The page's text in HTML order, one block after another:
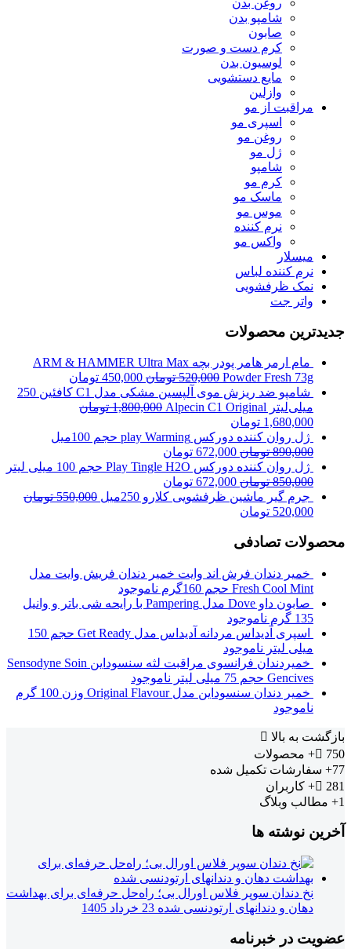
شامپو بدن
صابون
کرم دست و صورت
لوسیون بدن
مایع دستشویی
وازلین
مراقبت از مو
اسپری مو
روغن مو
ژل مو
شامپو
کرم مو
ماسک مو
موس مو
نرم کننده
واکس مو
میسلار
نرم کننده لباس
نمک ظرفشویی
واتر جت
جدیدترین محصولات
مام ارمر هامر پودر بچه ARM & HAMMER Ultra Max
Powder Fresh 73g
520,000 تومان 450,000 تومان
شامپو ضد ریزش موی آلپسین مشکی مدل C1 کافئین 250
میلی‌لیتر Alpecin C1 Original
1,800,000 تومان
1,680,000 تومان
ژل روان کننده دورکس play Warming حجم 100میل
890,000 تومان 672,000 تومان
ژل روان کننده دورکس Play Tingle H2O حجم 100 میلی لیتر
850,000 تومان 672,000 تومان
جرم گیر ماشین ظرفشویی کلارو 250میل
550,000 تومان
520,000 تومان
محصولات تصادفی
خمیر دندان فرش اند وایت خمیر دندان فریش وایت مدل
Fresh Cool Mint حجم 160گرم
ناموجود
صابون داو Dove مدل Pampering با رایحه شی باتر و وانیل
135 گرم
ناموجود
اسپری آدیداس مردانه آدیداس مدل Get Ready حجم 150
میلی لیتر ناموجود
خمیردندان فرانسوی مراقبت لثه سنسوداین Sensodyne Soin
Gencives حجم 75 میلی لیتر
ناموجود
خمیر دندان سنسوداین مدل Original Flavour وزن 100 گرم
ناموجود
بازگشت به بالا
750+
محصولات
77+
سفارشات تکمیل شده
281+
کاربران
1+
مطالب وبلاگ
آخرین نوشته ها
نخ دندان سوپر فلاس اورال بی؛ راه‌حل حرفه‌ای برای بهداشت
دهان و دندانهای ارتودنسی شده 23 خرداد 1405
عضویت در خبرنامه